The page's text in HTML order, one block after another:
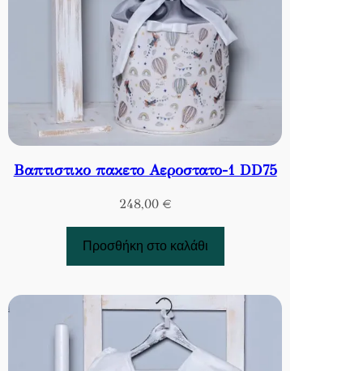
Βαπτιστικο πακετο Αεροστατο-1 DD75
248,00 €
Προσθήκη στο καλάθι